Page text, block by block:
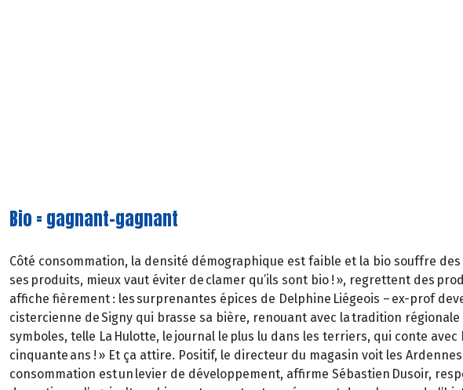
Bio = gagnant-gagnant
Côté consommation, la densité démographique est faible et la bio souffre des
ses produits, mieux vaut éviter de clamer qu’ils sont bio ! », regrettent des
affiche fièrement : les surprenantes épices de Delphine Liégeois – ex-prof
cistercienne de Signy qui brasse sa bière, renouant avec la tradition
symboles, telle La Hulotte, le journal le plus lu dans les terriers, qui conte
cinquante ans ! » Et ça attire. Positif, le directeur du magasin voit les
consommation est un levier de développement, affirme Sébastien Dusoir,